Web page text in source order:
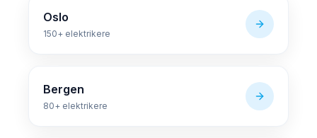
Oslo
150+ elektrikere
Bergen
80+ elektrikere